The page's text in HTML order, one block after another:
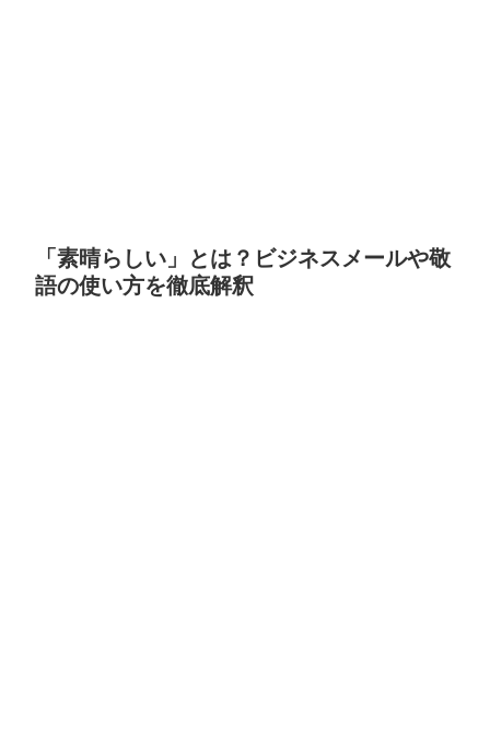
「素晴らしい」とは？ビジネスメールや敬
語の使い方を徹底解釈